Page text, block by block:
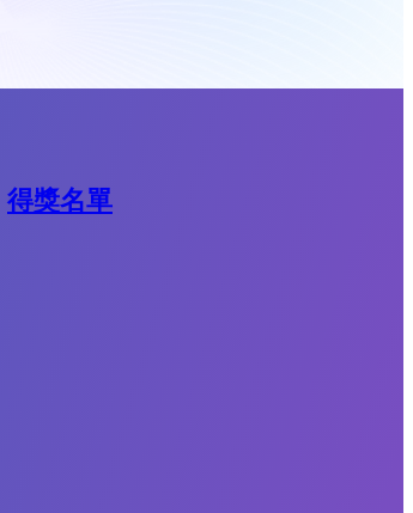
得獎名單